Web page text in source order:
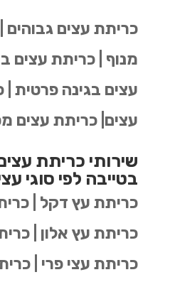
כריתת עצים
מנוף | כריתת עצים
עצים בגינה פרטית |
עצים| כריתת עצים
שירותי כריתת
בטייבה לפי סוגי
כריתת עץ דקל |
כריתת עץ אלון |
כריתת עצי פרי |